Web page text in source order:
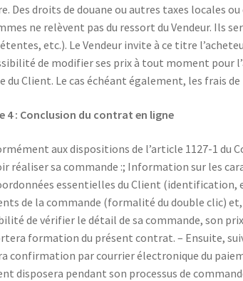
Des droits de douane ou autres taxes locales
ne relèvent pas du ressort du Vendeur. Ils
etc.). Le Vendeur invite à ce titre
de modifier ses prix à tout moment pour
du Client. Le cas échéant également, les frais
4 : Conclusion du contrat en ligne
aux dispositions de l’article 1127-1 du
réaliser sa commande :; Information sur les
essentielles du Client (identification,
de la commande (formalité du double clic)
de vérifier le détail de sa commande, son
formation du présent contrat. – Ensuite,
confirmation par courrier électronique du
disposera pendant son processus de